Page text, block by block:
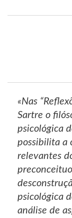
«Nas
Sartre o
psicológica
possibilita a
relevantes
psicológica
análise de